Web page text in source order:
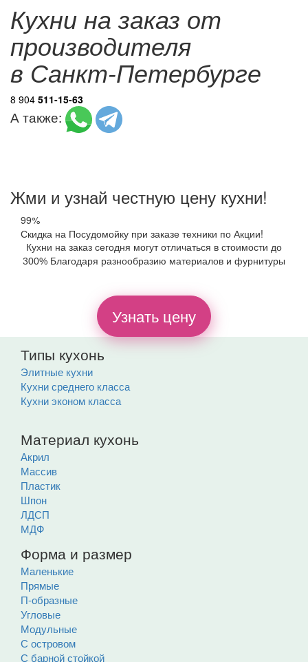
Кухни на заказ от
производителя
в Санкт-Петербурге
8 904 511-15-63
А также:
Жми и узнай честную цену кухни!
99%
Скидка на Посудомойку при заказе техники по Акции!
Кухни на заказ сегодня могут отличаться в стоимости до
300% Благодаря разнообразию материалов и фурнитуры
Узнать цену
Типы кухонь
Элитные кухни
Кухни среднего класса
Кухни эконом класса
Материал кухонь
Акрил
Массив
Пластик
Шпон
ЛДСП
МДФ
Форма и размер
Маленькие
Прямые
П-образные
Угловые
Модульные
С островом
С барной стойкой